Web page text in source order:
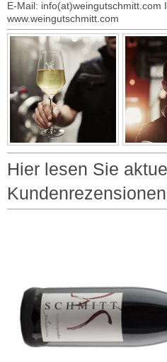
E-Mail: info(at)weingutschmitt.com
www.weingutschmitt.com
Hier lesen Sie